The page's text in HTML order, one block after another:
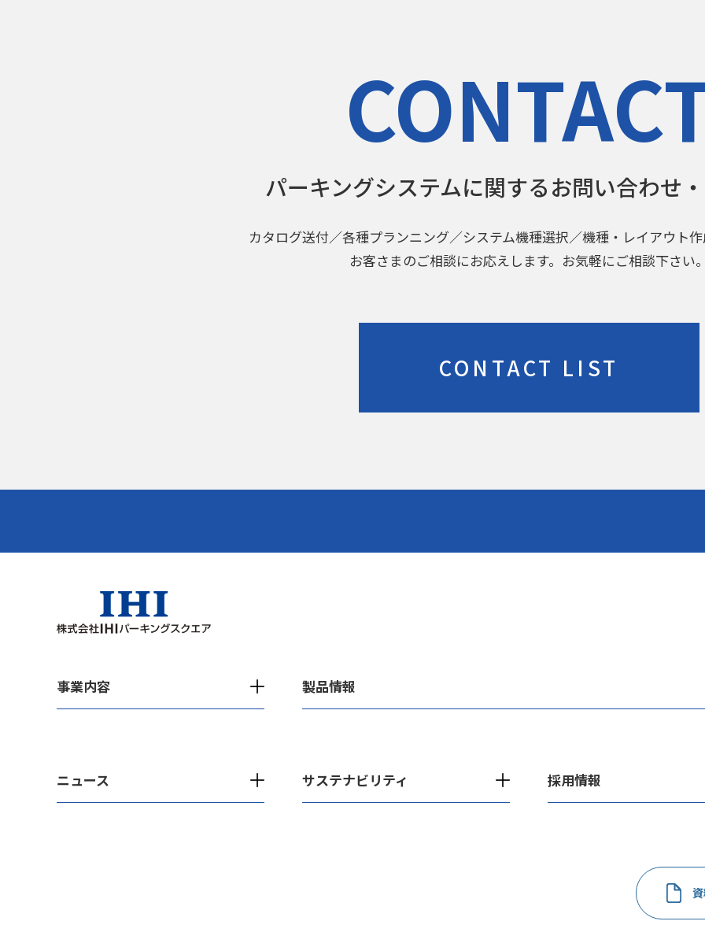
パーキングシステムに関するお問い合わせ
カタログ送付／各種プランニング／システム機種選択／機種・レイアウト
お客さまのご相談にお応えします。お気軽にご相談下さい
CONTACT LIST
事業内容 製品情報
ニュース サステナビリティ 採用情報